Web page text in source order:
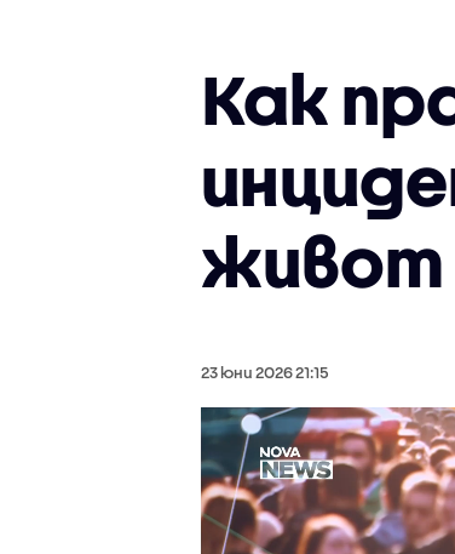
Как
живот
23 юни 2026 21:15